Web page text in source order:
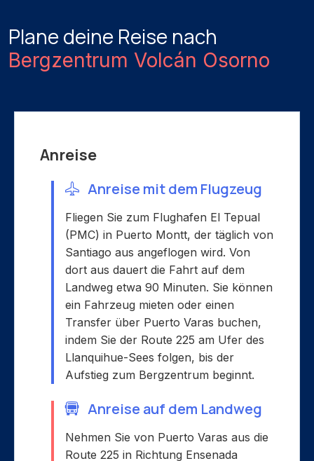
Plane deine Reise nach
Bergzentrum Volcán Osorno
Anreise
Anreise mit dem Flugzeug
Fliegen Sie zum Flughafen El Tepual
(PMC) in Puerto Montt, der täglich von
Santiago aus angeflogen wird. Von
dort aus dauert die Fahrt auf dem
Landweg etwa 90 Minuten. Sie können
ein Fahrzeug mieten oder einen
Transfer über Puerto Varas buchen,
indem Sie der Route 225 am Ufer des
Llanquihue-Sees folgen, bis der
Aufstieg zum Bergzentrum beginnt.
Anreise auf dem Landweg
Nehmen Sie von Puerto Varas aus die
Route 225 in Richtung Ensenada